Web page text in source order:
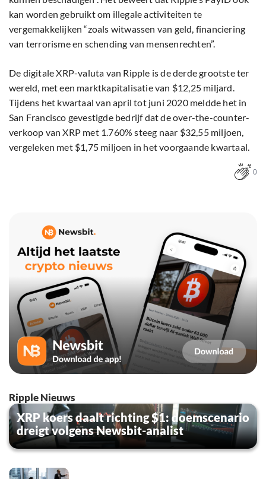
kan worden gebruikt om illegale activiteiten te
vergemakkelijken “zoals witwassen van geld, financiering
van terrorisme en schending van mensenrechten”.
De digitale XRP-valuta van Ripple is de derde grootste ter
wereld, met een marktkapitalisatie van $12,25 miljard.
Tijdens het kwartaal van april tot juni 2020 meldde het in
San Francisco gevestigde bedrijf dat de over-the-counter-
verkoop van XRP met 1.760% steeg naar $32,55 miljoen,
vergeleken met $1,75 miljoen in het voorgaande kwartaal.
0
Ripple Nieuws
XRP koers daalt richting $1: doemscenario
dreigt volgens Newsbit-analist